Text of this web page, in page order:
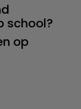
school?
op